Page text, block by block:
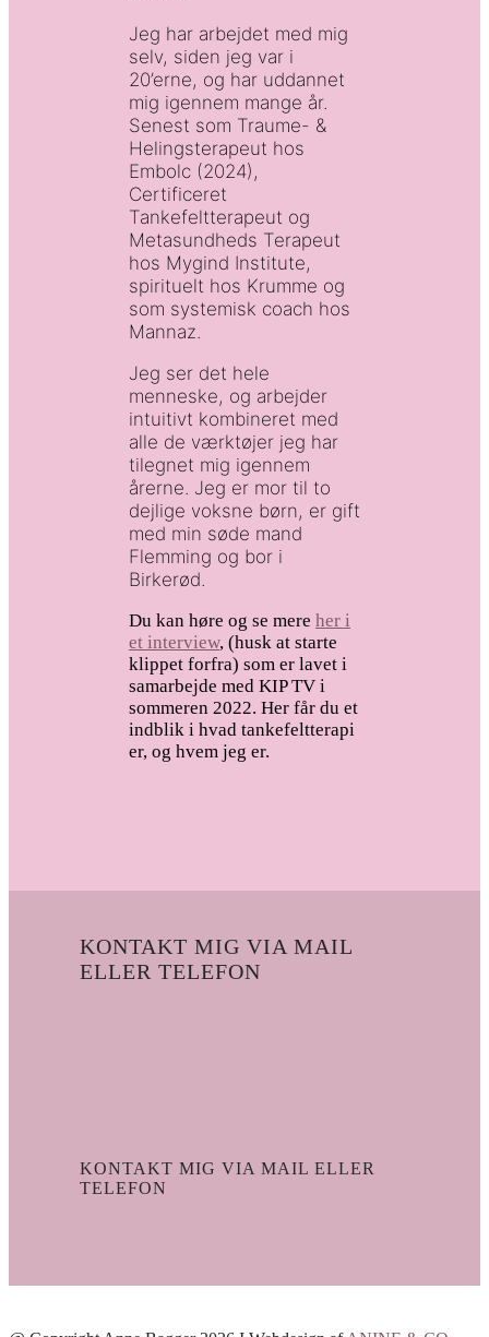
Jeg har arbejdet med mig
selv, siden jeg var i
20’erne, og har uddannet
mig igennem mange år.
Senest som Traume- &
Helingsterapeut hos
Embolc (2024),
Certificeret
Tankefeltterapeut og
Metasundheds Terapeut
hos Mygind Institute,
spirituelt hos Krumme og
som systemisk coach hos
Mannaz.
Jeg ser det hele
menneske, og arbejder
intuitivt kombineret med
alle de værktøjer jeg har
tilegnet mig igennem
årerne. Jeg er mor til to
dejlige voksne børn, er gift
med min søde mand
Flemming og bor i
Birkerød.
Du kan høre og se mere her i
et interview, (husk at starte
klippet forfra) som er lavet i
samarbejde med KIP TV i
sommeren 2022. Her får du et
indblik i hvad tankefeltterapi
er, og hvem jeg er.
KONTAKT MIG VIA MAIL
ELLER TELEFON
KONTAKT MIG VIA MAIL ELLER
TELEFON